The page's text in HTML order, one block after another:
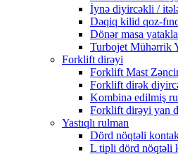
İynə diyircəkli /
Dəqiq kilid qoz-
Dönər masa
Turbojet Mühərrik
Forklift dirəyi
Forklift Mast Zəncir
Forklift dirək
Kombinə edilmiş
Forklift dirəyi yan
Yastıqlı rulman
Dörd nöqtəli
L tipli dörd nöqtəli